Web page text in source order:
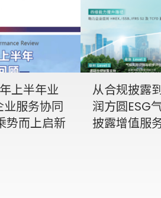
上半年业
服务协同
势而上启新
从合规披露
润方圆ESG
披露增值服